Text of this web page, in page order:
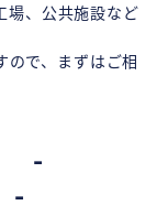
場、公共施設など
ので、まずはご相
-
-